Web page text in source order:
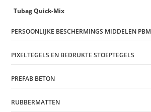
Tubag Quick-Mix
PERSOONLIJKE BESCHERMINGS MIDDELEN PBM
PIXELTEGELS EN BEDRUKTE STOEPTEGELS
PREFAB BETON
RUBBERMATTEN